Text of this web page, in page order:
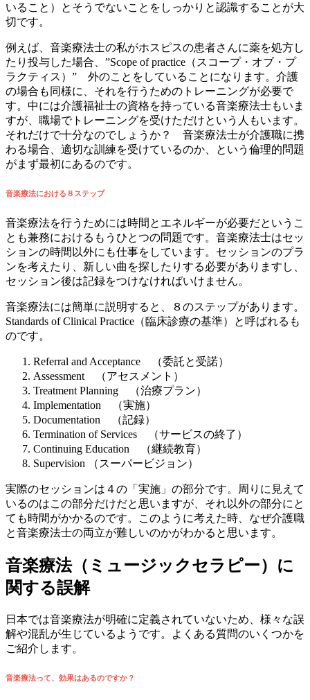
いること）とそうでないことをしっかりと認識することが大
切です。
例えば、音楽療法士の私がホスピスの患者さんに薬を処方し
たり投与した場合、”Scope of practice（スコープ・オブ・プ
ラクティス）” 外のことをしていることになります。介護
の場合も同様に、それを行うためのトレーニングが必要で
す。中には介護福祉士の資格を持っている音楽療法士もいま
すが、職場でトレーニングを受けただけという人もいます。
それだけで十分なのでしょうか？ 音楽療法士が介護職に携
わる場合、適切な訓練を受けているのか、という倫理的問題
がまず最初にあるのです。
音楽療法における８ステップ
音楽療法を行うためには時間とエネルギーが必要だというこ
とも兼務におけるもうひとつの問題です。音楽療法士はセッ
ションの時間以外にも仕事をしています。セッションのプラ
ンを考えたり、新しい曲を探したりする必要がありますし、
セッション後は記録をつけなければいけません。
音楽療法には簡単に説明すると、８のステップがあります。
Standards of Clinical Practice（臨床診療の基準）と呼ばれるも
のです。
Referral and Acceptance （委託と受諾）
Assessment （アセスメント）
Treatment Planning （治療プラン）
Implementation （実施）
Documentation （記録）
Termination of Services （サービスの終了）
Continuing Education （継続教育）
Supervision （スーパービジョン）
実際のセッションは４の「実施」の部分です。周りに見えて
いるのはこの部分だけだと思いますが、それ以外の部分にと
ても時間がかかるのです。このように考えた時、なぜ介護職
と音楽療法士の両立が難しいのかがわかると思います。
音楽療法（ミュージックセラピー）に
関する誤解
日本では音楽療法が明確に定義されていないため、様々な誤
解や混乱が生じているようです。よくある質問のいくつかを
ご紹介します。
音楽療法って、効果はあるのですか？